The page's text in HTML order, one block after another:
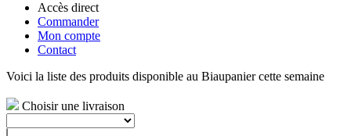
Accès direct
Commander
Mon compte
Contact
Voici la liste des produits disponible au Biaupanier cette semaine
Choisir une livraison